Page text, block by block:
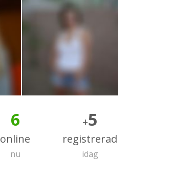
6
online
nu
+5
registrerad
idag